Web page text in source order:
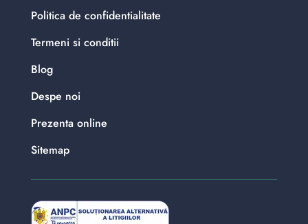
Politica de confidentialitate
Termeni si conditii
Blog
Despe noi
Prezenta online
Sitemap